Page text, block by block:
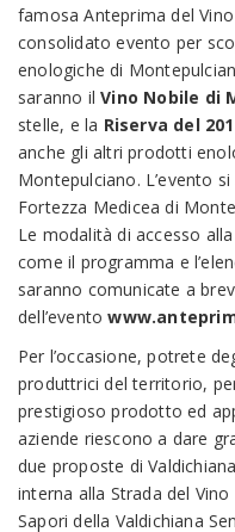
famosa Anteprima del
consolidato evento per
enologiche di
saranno ilVino Nobile di
stelle, e la Riserva del
anche gli altri prodotti
Montepulciano. L’evento
Fortezza Medicea di
Le modalità di accesso
come il programma e
saranno comunicate a
dell’evento
Per l’occasione, potrete
produttrici del territorio,
prestigioso prodotto ed
aziende riescono a dare
due proposte di
interna alla Strada del
Sapori della Valdichiana